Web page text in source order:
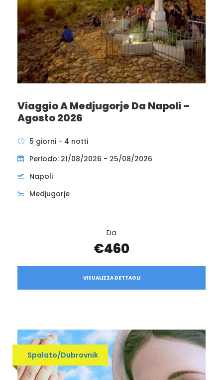
Viaggio A Medjugorje Da Napoli –
Agosto 2026
5 giorni - 4 notti
Periodo: 21/08/2026 - 25/08/2026
Napoli
Medjugorje
Da
€460
VISUALIZZA DETTAGLI
Spalato/Dubrovnik